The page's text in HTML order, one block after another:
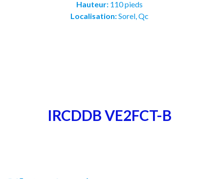
Hauteur: 110 pieds
Localisation:Sorel, Qc
IRCDDB VE2FCT-B